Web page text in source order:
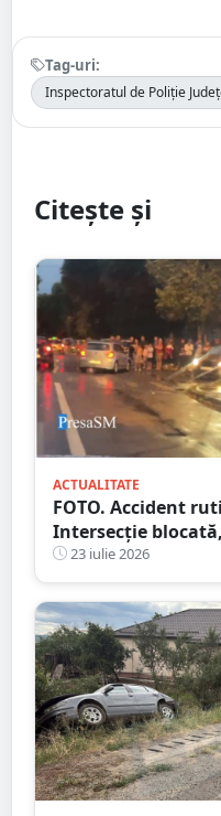
Tag-uri:
Inspectoratul de Poliție
Citește și
ACTUALITATE
FOTO. Accident
Intersecție
adunat în zonă
23 iulie 2026